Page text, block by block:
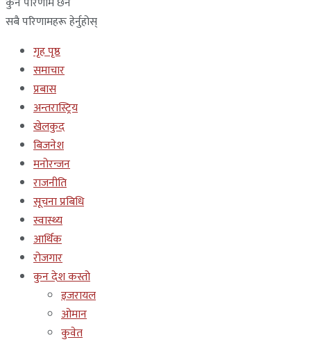
सबै परिणामहरू हेर्नुहोस्
गृह पृष्ठ
समाचार
प्रबास
अन्तरास्ट्रिय
खेलकुद
बिजनेश
मनोरन्जन
राजनीति
सूचना प्रबिधि
स्वास्थ्य
आर्थिक
रोजगार
कुन देश कस्तो
इजरायल
ओमान
कुवेत